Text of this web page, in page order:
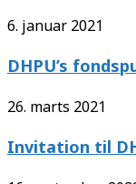
6. januar 2021
DHPU’s
26. marts 2021
Invitation til